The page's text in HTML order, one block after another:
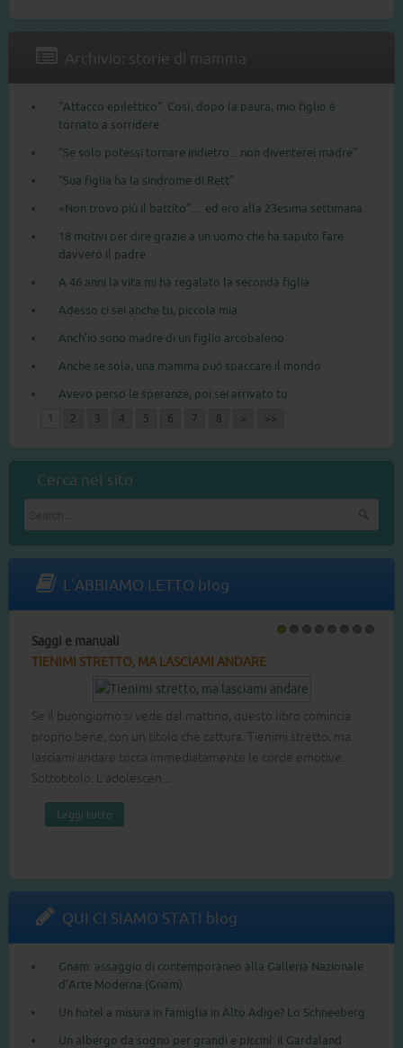
Archivio: storie di mamma
"Attacco epilettico". Così, dopo la paura, mio figlio è
tornato a sorridere
“Se solo potessi tornare indietro... non diventerei madre”
“Sua figlia ha la sindrome di Rett”
«Non trovo più il battito”… ed ero alla 23esima settimana
18 motivi per dire grazie a un uomo che ha saputo fare
davvero il padre
A 46 anni la vita mi ha regalato la seconda figlia
Adesso ci sei anche tu, piccola mia
Anch’io sono madre di un figlio arcobaleno
Anche se sola, una mamma può spaccare il mondo
Avevo perso le speranze, poi sei arrivato tu
1 2 3 4 5 6 7 8 > >>
Cerca nel sito
L'ABBIAMO LETTO blog
manuali
STRETTO, MA LASCIAMI ANDARE
si vede dal mattino, questo libro comincia
bene, con un titolo che cattura. Tienimi stretto, ma
andare tocca immediatamente le corde emotive.
L’adolescen...
Come si può
mamma, ha
combattere?
QUI CI SIAMO STATI blog
Gnam: assaggio di contemporaneo alla Galleria Nazionale
d’Arte Moderna (Gnam)
Un hotel a misura in famiglia in Alto Adige? Lo Schneeberg
Un albergo da sogno per grandi e piccini: il Gardaland